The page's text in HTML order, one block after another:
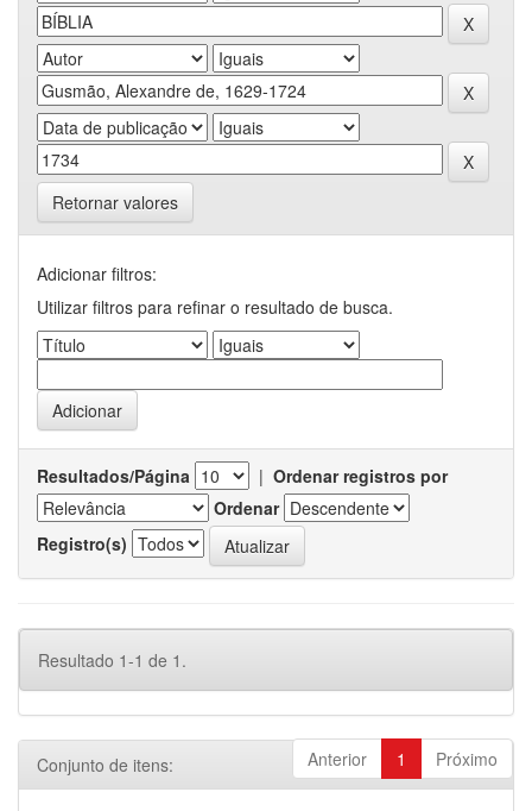
Retornar valores
Adicionar filtros:
Utilizar filtros para refinar o resultado de busca.
Resultados/Página | Ordenar registros por
Ordenar
Registro(s)
Resultado 1-1 de 1.
Anterior 1 Próximo
Conjunto de itens: